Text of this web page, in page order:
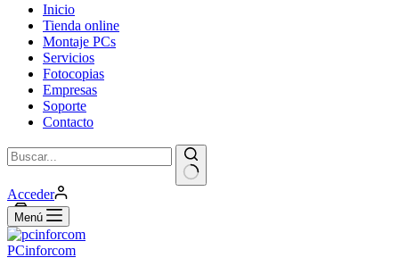
Inicio
Tienda online
Montaje PCs
Servicios
Fotocopias
Empresas
Soporte
Contacto
Sin
resultados
Acceder
Carro
de
compra
0Menú
PCinforcom